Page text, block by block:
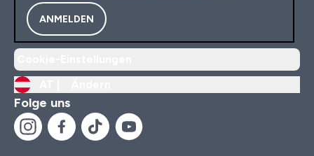
ANMELDEN
Folge uns